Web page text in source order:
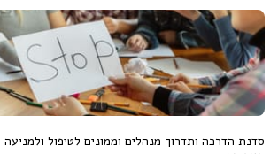
סדנת הדרכה ותדרוך מנהלים וממונים לטיפול